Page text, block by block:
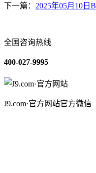
下一篇： 2025年05月10日B
全国咨询热线
400-027-9995
J9.com·官方网站官方微信